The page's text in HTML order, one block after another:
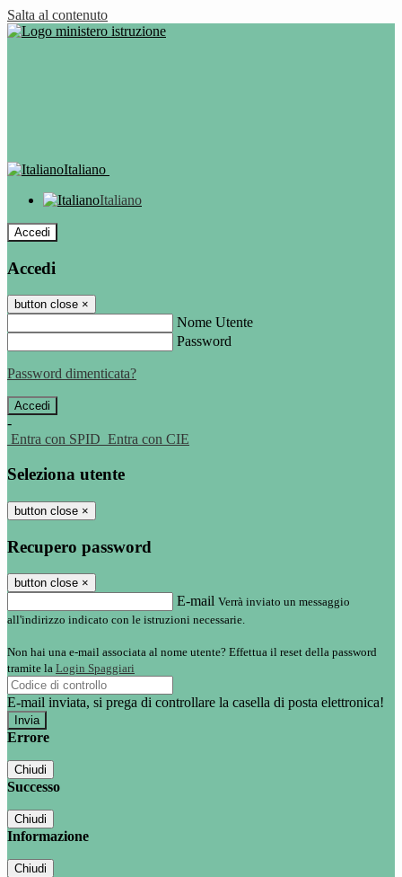
Salta al contenuto
Italiano
Italiano
Accedi
Accedi
button close ×
Nome Utente
Password
Password dimenticata?
-
Entra con SPID Entra con CIE
Seleziona utente
button close ×
Recupero password
button close ×
E-mail Verrà inviato un messaggio
all'indirizzo indicato con le istruzioni necessarie.
Non hai una e-mail associata al nome utente? Effettua il reset della password
tramite la Login Spaggiari
E-mail inviata, si prega di controllare la casella di posta elettronica!
Errore
Chiudi
Successo
Chiudi
Informazione
Chiudi